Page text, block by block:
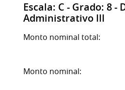
Escala: C - Grado: 8
Administrativo III
Monto nominal total:
Monto nominal: